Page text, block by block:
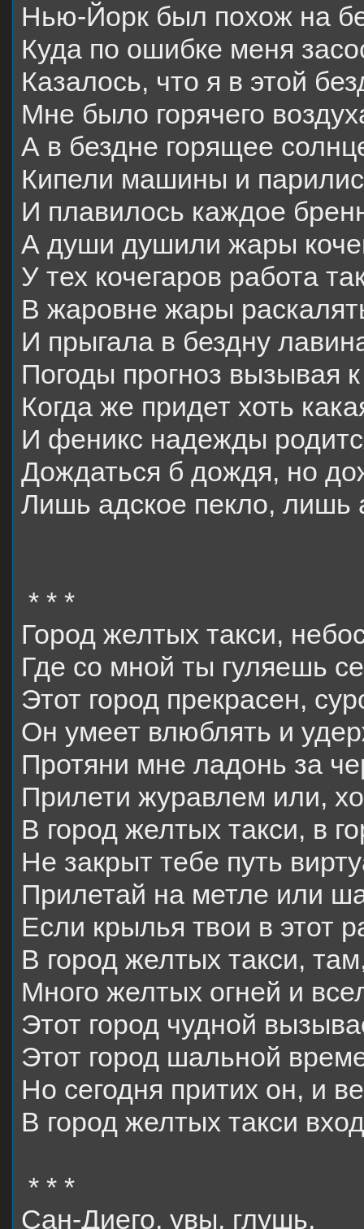
Нью-Йорк был похож на
Куда по ошибке меня
Казалось, что я в этой
Мне было горячего
А в бездне горящее
Кипели машины и
И плавилось каждое
А души душили жары
У тех кочегаров работа
В жаровне жары
И прыгала в бездну
Погоды прогноз вызывая
Когда же придет хоть
И феникс надежды
Дождаться б дождя, но
Лишь адское пекло, лишь
* * *
Город желтых такси,
Где со мной ты гуляешь
Этот город прекрасен,
Он умеет влюблять и
Протяни мне ладонь за
Прилети журавлем или,
В город желтых такси, в
Не закрыт тебе путь
Прилетай на метле или
Если крылья твои в этот
В город желтых такси,
Много желтых огней и
Этот город чудной
Этот город шальной
Но сегодня притих он, и
В город желтых такси
* * *
Сан-Диего, увы, глушь,